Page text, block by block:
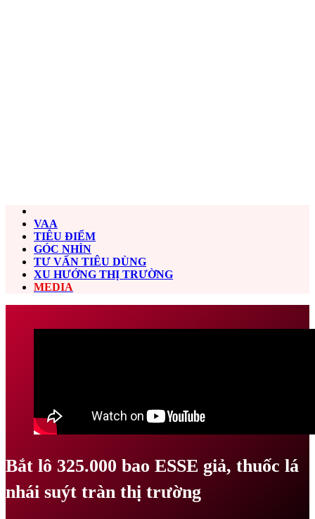
VAA
TIÊU ĐIỂM
GÓC NHÌN
TƯ VẤN TIÊU DÙNG
XU HƯỚNG THỊ TRƯỜNG
MEDIA
Bắt lô 325.000 bao ESSE giả, thuốc lá
nhái suýt tràn thị trường